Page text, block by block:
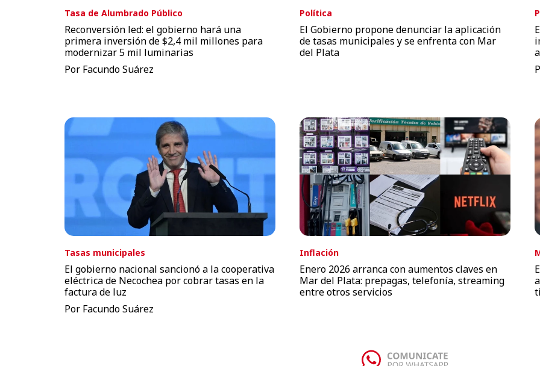
Tasa de Alumbrado Público
Reconversión led: el gobierno hará una
primera inversión de $2,4 mil millones para
modernizar 5 mil luminarias
Por Facundo Suárez
Política
El Gobierno propone denunciar la aplicación
de tasas municipales y se enfrenta con Mar
del Plata
Tasas municipales
El gobierno nacional sancionó a la cooperativa
eléctrica de Necochea por cobrar tasas en la
factura de luz
Por Facundo Suárez
Inflación
Enero 2026 arranca con aumentos claves en
Mar del Plata: prepagas, telefonía, streaming
entre otros servicios